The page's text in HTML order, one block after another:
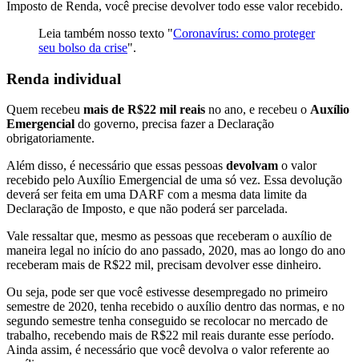
Imposto de Renda, você precise devolver todo esse valor recebido.
Leia também nosso texto "Coronavírus: como proteger
seu bolso da crise".
Renda individual
Quem recebeu mais de R$22 mil reais no ano, e recebeu o Auxílio
Emergencial do governo, precisa fazer a Declaração
obrigatoriamente.
Além disso, é necessário que essas pessoas devolvam o valor
recebido pelo Auxílio Emergencial de uma só vez. Essa devolução
deverá ser feita em uma DARF com a mesma data limite da
Declaração de Imposto, e que não poderá ser parcelada.
Vale ressaltar que, mesmo as pessoas que receberam o auxílio de
maneira legal no início do ano passado, 2020, mas ao longo do ano
receberam mais de R$22 mil, precisam devolver esse dinheiro.
Ou seja, pode ser que você estivesse desempregado no primeiro
semestre de 2020, tenha recebido o auxílio dentro das normas, e no
segundo semestre tenha conseguido se recolocar no mercado de
trabalho, recebendo mais de R$22 mil reais durante esse período.
Ainda assim, é necessário que você devolva o valor referente ao